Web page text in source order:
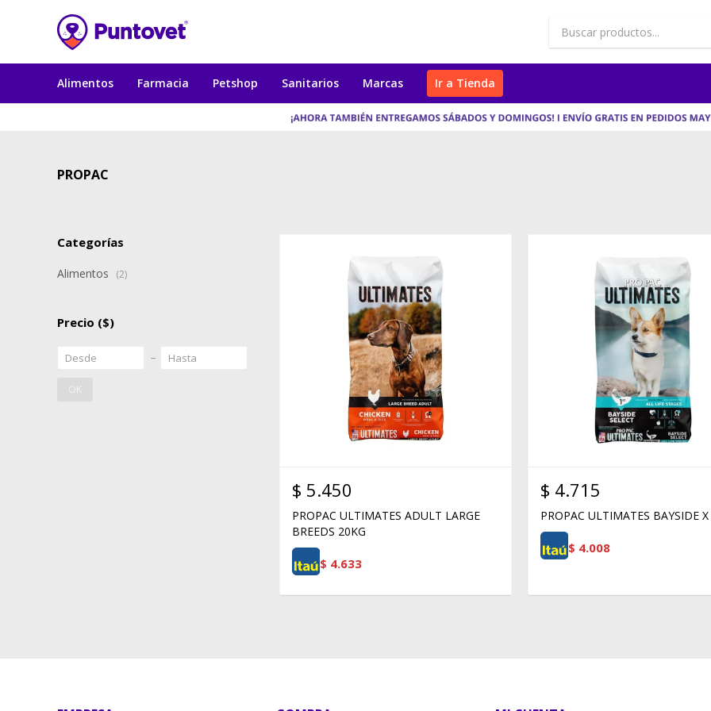
Alimentos Farmacia Petshop Sanitarios Marcas Ir a Tienda
PROPAC
$ 5.450
PROPAC ULTIMATES ADULT LARGE
BREEDS 20KG
$ 4.633
$ 4.715
PROPAC ULTIMATES BAYSIDE
$ 4.008
Categorías
Alimentos (2)
Precio ($)
OK